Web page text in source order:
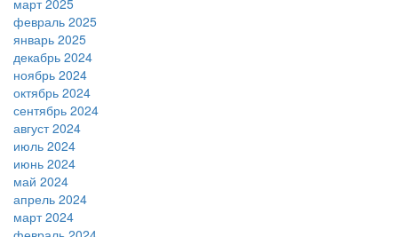
март 2025
февраль 2025
январь 2025
декабрь 2024
ноябрь 2024
октябрь 2024
сентябрь 2024
август 2024
июль 2024
июнь 2024
май 2024
апрель 2024
март 2024